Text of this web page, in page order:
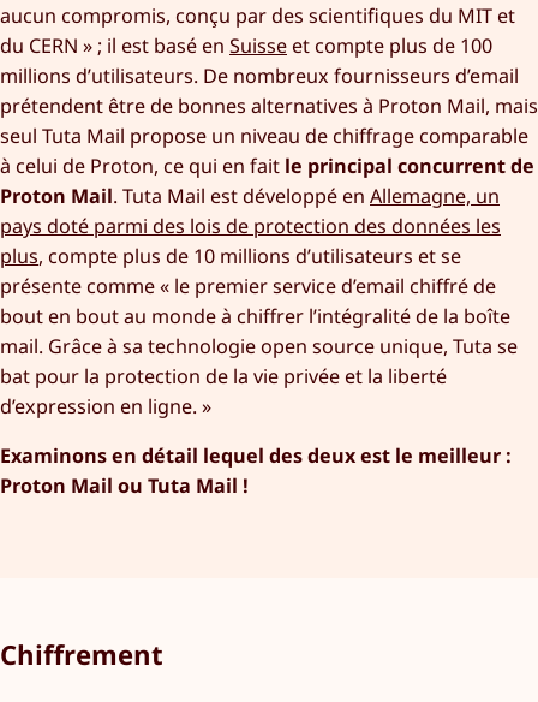
aucun compromis, conçu par des scientifiques du MIT et
du CERN » ; il est basé en Suisse et compte plus de 100
millions d’utilisateurs. De nombreux fournisseurs d’email
prétendent être de bonnes alternatives à Proton Mail, mais
seul Tuta Mail propose un niveau de chiffrage comparable
à celui de Proton, ce qui en fait le principal concurrent de
Proton Mail. Tuta Mail est développé en Allemagne, un
pays doté parmi des lois de protection des données les
plus, compte plus de 10 millions d’utilisateurs et se
présente comme « le premier service d’email chiffré de
bout en bout au monde à chiffrer l’intégralité de la boîte
mail. Grâce à sa technologie open source unique, Tuta se
bat pour la protection de la vie privée et la liberté
d’expression en ligne. »
Examinons en détail lequel des deux est le meilleur :
Proton Mail ou Tuta Mail !
Chiffrement